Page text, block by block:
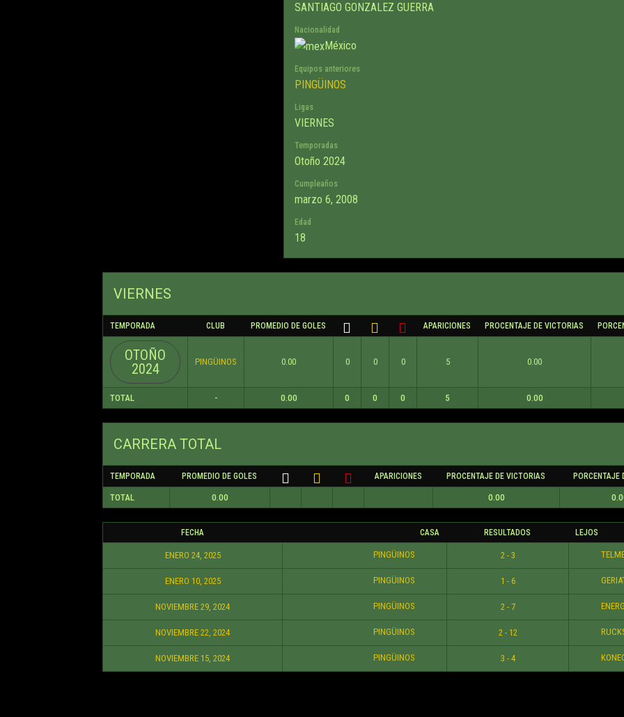
SANTIAGO GONZALEZ GUERRA
Nacionalidad
México
Equipos anteriores
PINGÜINOS
Ligas
VIERNES
Temporadas
Otoño 2024
Cumpleaños
marzo 6, 2008
Edad
18
VIERNES
TEMPORADA CLUB PROMEDIO DE GOLES APARICIONES PROCENTAJE DE VICTORIAS
OTOÑO
2024
PINGÜINOS 0.00 0 0 0 5 0.00
TOTAL - 0.00 0 0 0 5 0.00
CARRERA TOTAL
TEMPORADA PROMEDIO DE GOLES APARICIONES PROCENTAJE DE VICTORIAS PORCENTAJE
TOTAL 0.00 0.00
FECHA CASA RESULTADOS LEJOS
ENERO 24, 2025 PINGÜINOS 2 - 3
ENERO 10, 2025 PINGÜINOS 1 - 6
NOVIEMBRE 29, 2024 PINGÜINOS 2 - 7
NOVIEMBRE 22, 2024 PINGÜINOS 2 - 12
NOVIEMBRE 15, 2024 PINGÜINOS 3 - 4